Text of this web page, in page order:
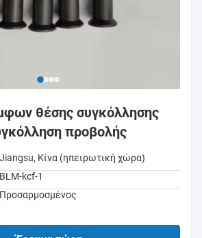
θέσης συγκόλλησης
προβολής
Jiangsu, Κίνα (ηπειρωτική χώρα)
BLM-kcf-1
Προσαρμοσμένος